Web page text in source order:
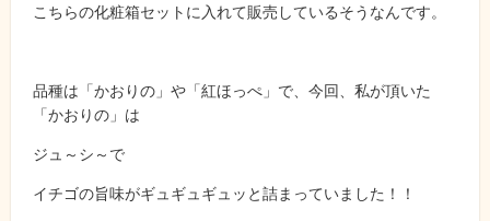
こちらの化粧箱セットに入れて販売しているそうなんです。
品種は「かおりの」や「紅ほっぺ」で、 今回、私が頂いた
「かおりの」は
ジュ～シ～で
イチゴの旨味がギュギュギュッと詰まっていました！！